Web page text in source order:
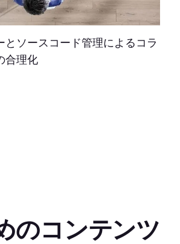
とソースコード管理によるコラ
合理化
のコンテンツ